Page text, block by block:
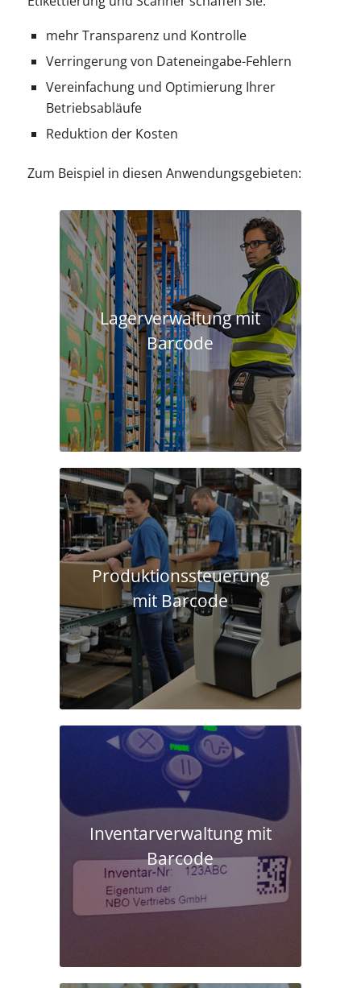
mehr Transparenz und Kontrolle
Verringerung von Dateneingabe-Fehlern
Vereinfachung und Optimierung Ihrer
Betriebsabläufe
Reduktion der Kosten
Zum Beispiel in diesen Anwendungsgebieten:
Lagerverwaltung mit
Barcode
Produktions­steuerung
mit Barcode
Inventarverwaltung mit
Barcode